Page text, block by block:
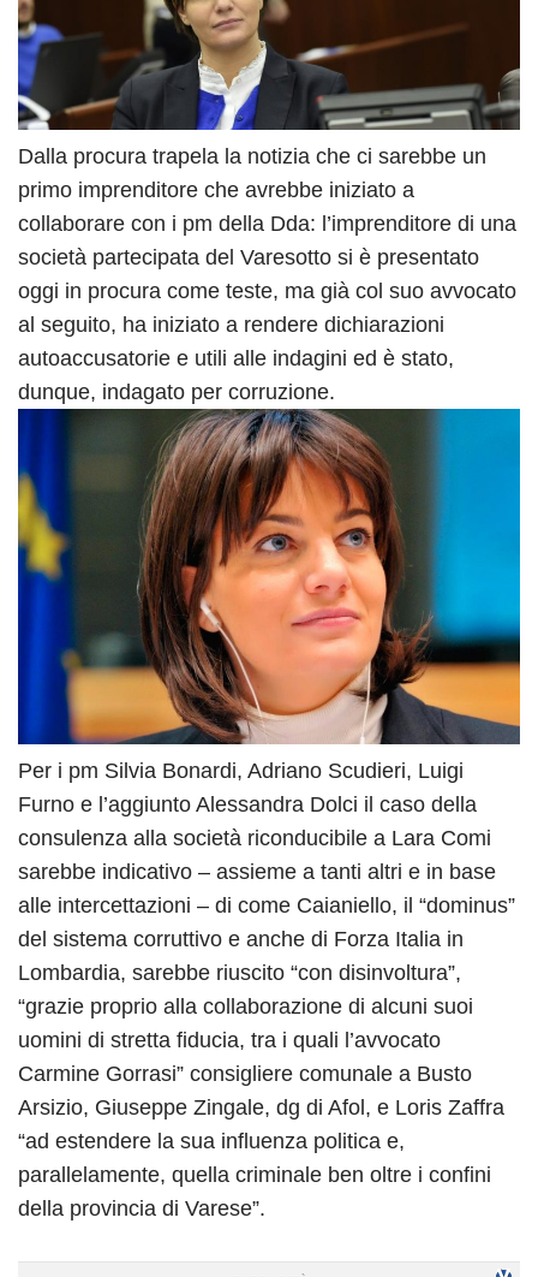
Dalla procura trapela la notizia che ci sarebbe un
primo imprenditore che avrebbe iniziato a
collaborare con i pm della Dda: l’imprenditore di una
società partecipata del Varesotto si è presentato
oggi in procura come teste, ma già col suo avvocato
al seguito, ha iniziato a rendere dichiarazioni
autoaccusatorie e utili alle indagini ed è stato,
dunque, indagato per corruzione.
Per i pm Silvia Bonardi, Adriano Scudieri, Luigi
Furno e l’aggiunto Alessandra Dolci il caso della
consulenza alla società riconducibile a Lara Comi
sarebbe indicativo – assieme a tanti altri e in base
alle intercettazioni – di come Caianiello, il “dominus”
del sistema corruttivo e anche di Forza Italia in
Lombardia, sarebbe riuscito “con disinvoltura”,
“grazie proprio alla collaborazione di alcuni suoi
uomini di stretta fiducia, tra i quali l’avvocato
Carmine Gorrasi” consigliere comunale a Busto
Arsizio, Giuseppe Zingale, dg di Afol, e Loris Zaffra
“ad estendere la sua influenza politica e,
parallelamente, quella criminale ben oltre i confini
della provincia di Varese”.